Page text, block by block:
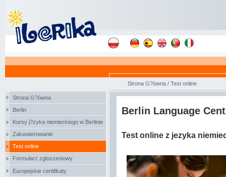
Strona G?ówna
Berlin
Kursy j?zyka niemieckiego w Berlinie
Zakwaterowanie
Test online
Formularz zgloszeniowy
Europejskie certifikaty
Strona G?ówna / Test online
Berlin Language
Test online z jezyka